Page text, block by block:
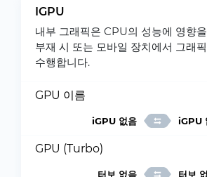
IGPU
내부 그래픽은 CPU의 성능에 영향
부재 시 또는 모바일 장치에서 그래
수행합니다.
GPU 이름
iGPU 없음 iGPU
GPU (Turbo)
터보 없음 터보